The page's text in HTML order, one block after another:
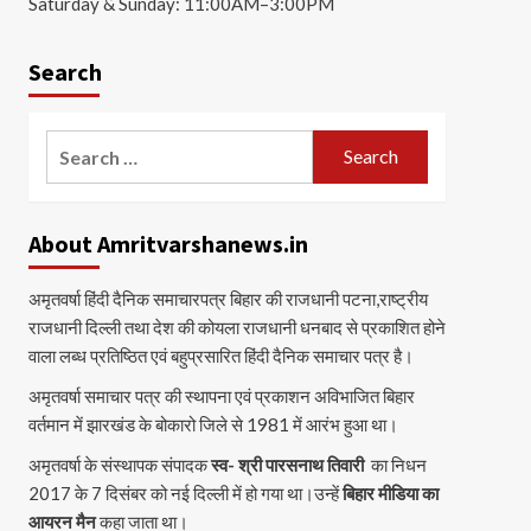
Search
About Amritvarshanews.in
अमृतवर्षा हिंदी दैनिक समाचारपत्र बिहार की राजधानी पटना,राष्ट्रीय
राजधानी दिल्ली तथा देश की कोयला राजधानी धनबाद से प्रकाशित होने
वाला लब्ध प्रतिष्ठित एवं बहुप्रसारित हिंदी दैनिक समाचार पत्र है।
अमृतवर्षा समाचार पत्र की स्थापना एवं प्रकाशन अविभाजित बिहार
वर्तमान में झारखंड के बोकारो जिले से 1981 में आरंभ हुआ था।
अमृतवर्षा के संस्थापक संपादकस्व- श्री पारसनाथ तिवारीका निधन
2017 के 7 दिसंबर को नई दिल्ली में हो गया था।उन्हेंबिहार मीडिया का
आयरन मैनकहा जाता था।